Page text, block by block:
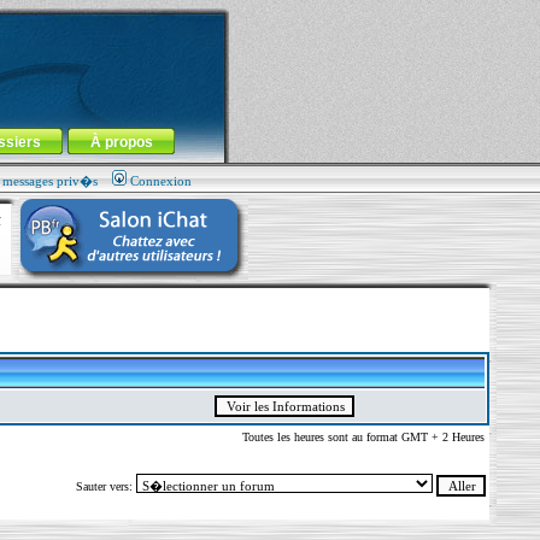
À propos
priv�s Connexion
Toutes les heures sont au format GMT + 2 Heures
Sauter vers: